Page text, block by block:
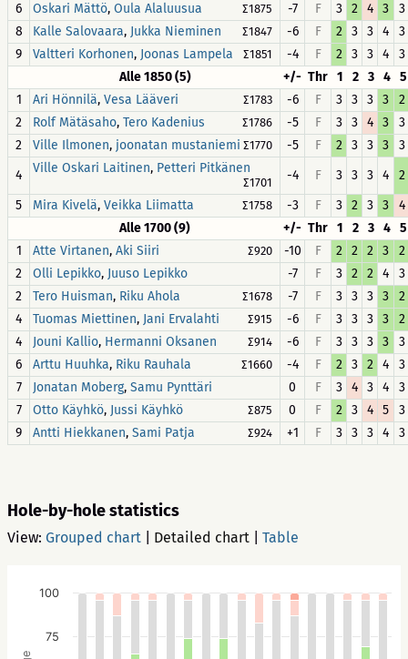
6
Oskari Mättö, Oula Alaluusua ∑1875 -7 F 3 2 4 3
3
8
Kalle Salovaara, Jukka Nieminen ∑1847 -6 F 2 3 3 4
3
9
Valtteri Korhonen, Joonas Lampela ∑1851 -4 F 2 3 3 4
3
Alle 1850 (5)
+/- Thr 1 2 3 4 5
1
Ari Hönnilä, Vesa Lääveri ∑1783 -6 F 3 3 3 3
2
2
Rolf Mätäsaho, Tero Kadenius ∑1786 -5 F 3 3 4 3
3
2
Ville Ilmonen, joonatan mustaniemi ∑1770 -5 F 2 3 3 3
3
4
Ville Oskari Laitinen, Petteri Pitkänen
∑1701 -4 F 3 3 3 4
2
5
Mira Kivelä, Veikka Liimatta ∑1758 -3 F 3 2 3 3
4
Alle 1700 (9)
+/- Thr 1 2 3 4 5
1
Atte Virtanen, Aki Siiri ∑920 -10 F 2 2 2 3
2
2
Olli Lepikko, Juuso Lepikko -7 F 3 2 2 4
3
2
Tero Huisman, Riku Ahola ∑1678 -7 F 3 3 3 3
2
4
Tuomas Miettinen, Jani Ervalahti ∑915 -6 F 3 3 3 3
2
4
Jouni Kallio, Hermanni Oksanen ∑914 -6 F 3 3 3 3
3
6
Arttu Huuhka, Riku Rauhala ∑1660 -4 F 2 3 2 4
3
7
Jonatan Moberg, Samu Pynttäri 0 F 3 4 3 4
3
7
Otto Käyhkö, Jussi Käyhkö ∑875 0 F 2 3 4 5
3
9
Antti Hiekkanen, Sami Patja ∑924 +1 F 3 3 3 4 3
Hole-by-hole statistics
View: Grouped chart Detailed chart Table
75
100